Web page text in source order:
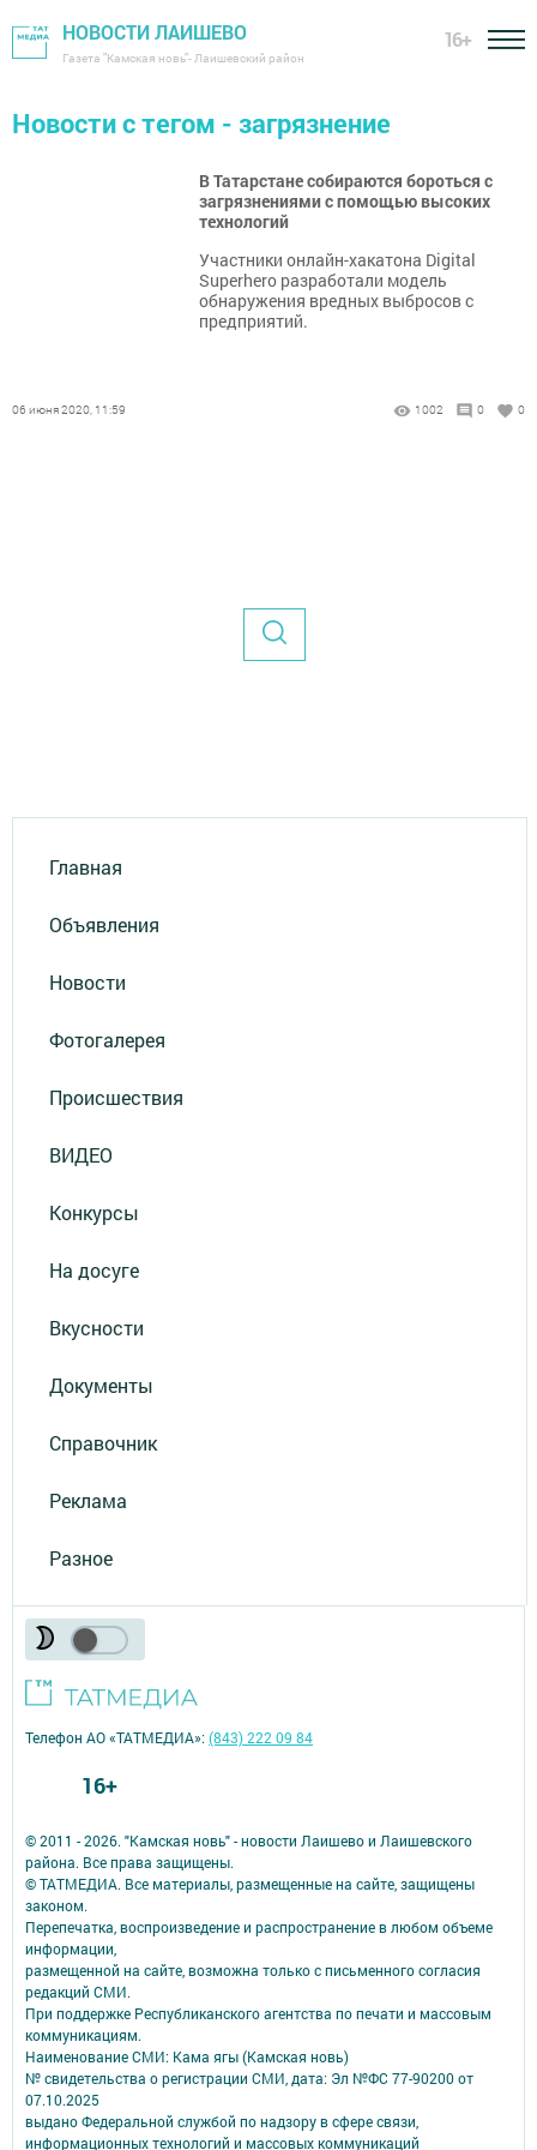
НОВОСТИ ЛАИШЕВО
Газета "Камская новь"- Лаишевский район
16+
Новости с тегом - загрязнение
В Татарстане собираются бороться с
загрязнениями с помощью высоких
технологий
Участники онлайн-хакатона Digital
Superhero разработали модель
обнаружения вредных выбросов с
предприятий.
06 июня 2020, 11:59 1002 0 0
Главная
Объявления
Новости
Фотогалерея
Происшествия
ВИДЕО
Конкурсы
На досуге
Вкусности
Документы
Справочник
Реклама
Разное
© 2011 - 2026. "Камская новь" - новости Лаишево и Лаишевского
района. Все права защищены.
© ТАТМЕДИА. Все материалы, размещенные на сайте, защищены
законом.
Перепечатка, воспроизведение и распространение в любом объеме
информации,
размещенной на сайте, возможна только с письменного согласия
редакций СМИ.
При поддержке Республиканского агентства по печати и массовым
коммуникациям.
Наименование СМИ: Кама ягы (Камская новь)
№ свидетельства о регистрации СМИ, дата: Эл №ФC 77-90200 от
07.10.2025
выдано Федеральной службой по надзору в сфере связи,
информационных технологий и массовых коммуникаций
Телефон АО «ТАТМЕДИА»:(843) 222 09 84
16+